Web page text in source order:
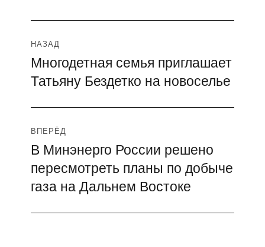
Навигация
по
записям
НАЗАД
Предыдущая
запись:
Многодетная семья приглашает
Татьяну Бездетко на новоселье
ВПЕРЁД
Следующая
запись:
В Минэнерго России решено
пересмотреть планы по добыче
газа на Дальнем Востоке